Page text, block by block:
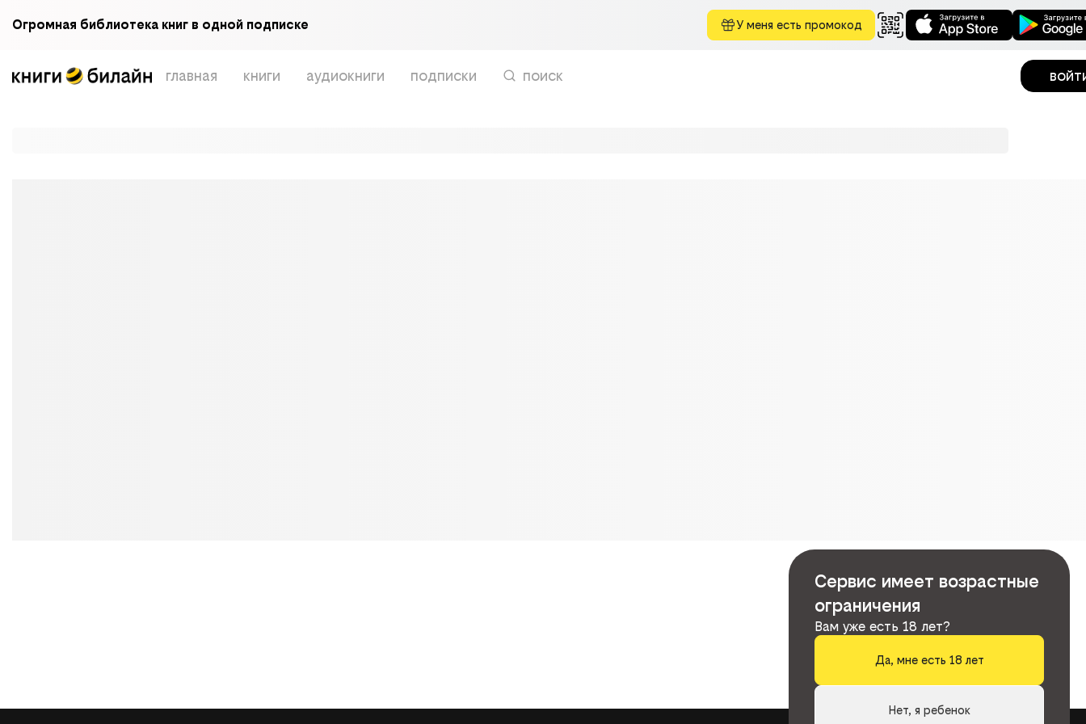
Огромная библиотека книг в одной подписке У меня есть промокод
главная книги аудиокниги подписки поиск
Сервис имеет возрастные
ограничения
Вам уже есть 18 лет?
Да, мне есть 18 лет
Нет, я ребенок